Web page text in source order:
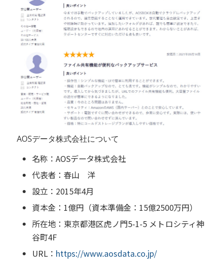
AOSデータ株式会社について
名称：AOSデータ株式会社
代表者：春山 洋
設立：2015年4月
資本金：1億円（資本準備金：15億2500万円）
所在地：東京都港区虎ノ門5-1-5 メトロシティ神
谷町4F
URL： https://www.aosdata.co.jp/